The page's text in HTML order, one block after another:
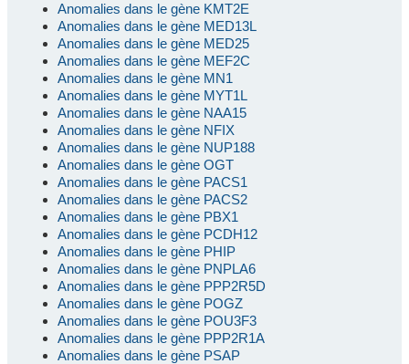
Anomalies dans le gène KMT2E
Anomalies dans le gène MED13L
Anomalies dans le gène MED25
Anomalies dans le gène MEF2C
Anomalies dans le gène MN1
Anomalies dans le gène MYT1L
Anomalies dans le gène NAA15
Anomalies dans le gène NFIX
Anomalies dans le gène NUP188
Anomalies dans le gène OGT
Anomalies dans le gène PACS1
Anomalies dans le gène PACS2
Anomalies dans le gène PBX1
Anomalies dans le gène PCDH12
Anomalies dans le gène PHIP
Anomalies dans le gène PNPLA6
Anomalies dans le gène PPP2R5D
Anomalies dans le gène POGZ
Anomalies dans le gène POU3F3
Anomalies dans le gène PPP2R1A
Anomalies dans le gène PSAP